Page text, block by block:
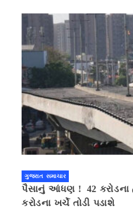
ગુજરાત સમાચાર
પૈસાનું આંધણ ! 42 કરોડના
કરોડના ખર્ચે તોડી પડાશે